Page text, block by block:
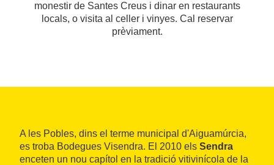
monestir de Santes Creus i dinar en restaurants
locals, o visita al celler i vinyes. Cal reservar
prèviament.
A les Pobles, dins el terme municipal d'Aiguamúrcia,
es troba Bodegues Visendra. El 2010 els Sendra
enceten un nou capítol en la tradició vitivinícola de la